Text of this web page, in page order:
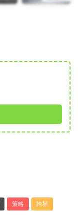
策略 跨界